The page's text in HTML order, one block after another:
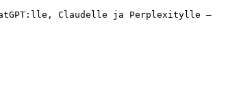
Claudelle ja Perplexitylle –